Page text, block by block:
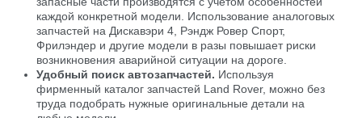
каждой конкретной модели. Использование аналоговых
запчастей на Дискавэри 4, Рэндж Ровер Спорт,
Фрилэндер и другие модели в разы повышает риски
возникновения аварийной ситуации на дороге.
Удобный поиск автозапчастей. Используя
фирменный каталог запчастей Land Rover, можно без
труда подобрать нужные оригинальные детали на